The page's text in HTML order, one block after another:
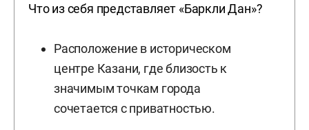
Что из себя представляет «Баркли Дан»?
Расположение в историческом
центре Казани, где близость к
значимым точкам города
сочетается с приватностью.